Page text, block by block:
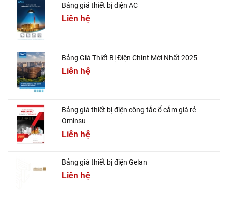
Bảng giá thiết bị điện AC
Liên hệ
Bảng Giá Thiết Bị Điện Chint Mới Nhất 2025
Liên hệ
Bảng giá thiết bị điện công tắc ổ cắm giá rẻ
Ominsu
Liên hệ
Bảng giá thiết bị điện Gelan
Liên hệ